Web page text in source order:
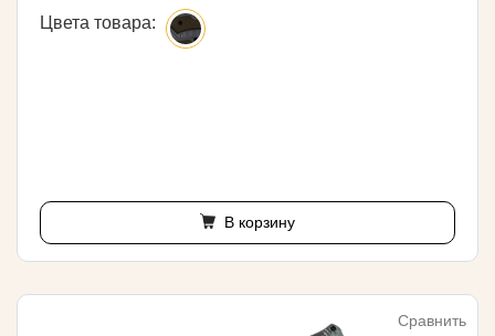
Цвета товара:
В корзину
Сравнить